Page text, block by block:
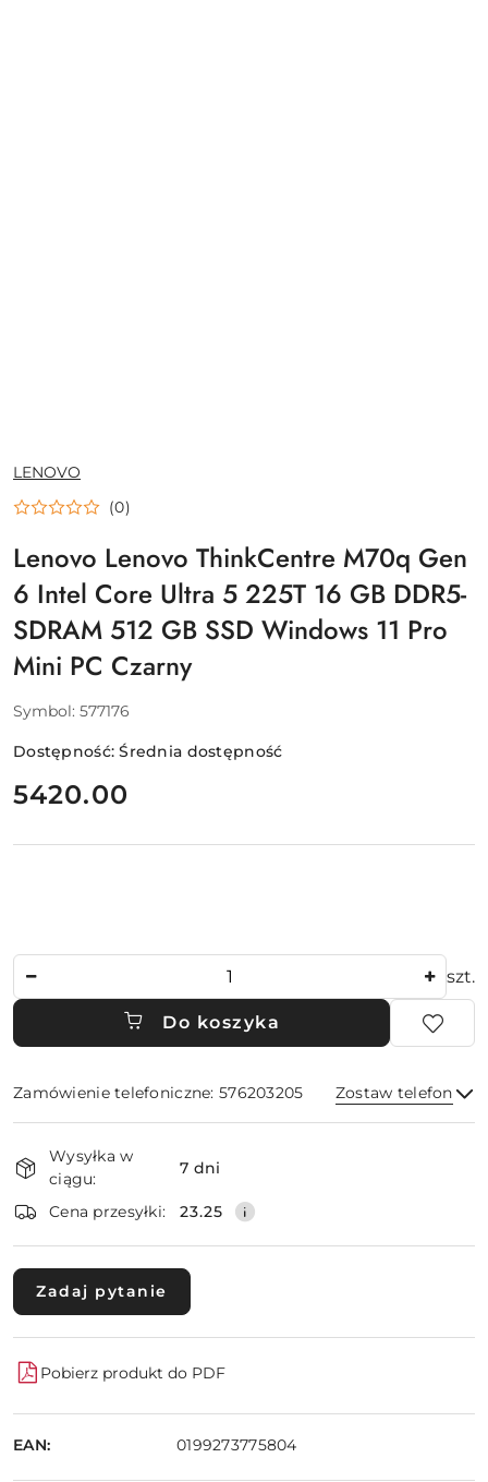
NAZWA
PRODUCENTA:
LENOVO
(0)
Lenovo Lenovo ThinkCentre M70q Gen
6 Intel Core Ultra 5 225T 16 GB DDR5-
SDRAM 512 GB SSD Windows 11 Pro
Mini PC Czarny
Symbol: 577176
Dostępność:Średnia dostępność
cena:
5420.00
szt.
Do koszyka
Zamówienie telefoniczne: 576203205 Zostaw telefon
i
dostawa
Wysyłka w
ciągu:
7 dni
Cena przesyłki: 23.25
Zadaj pytanie
Pobierz produkt do PDF
EAN: 0199273775804